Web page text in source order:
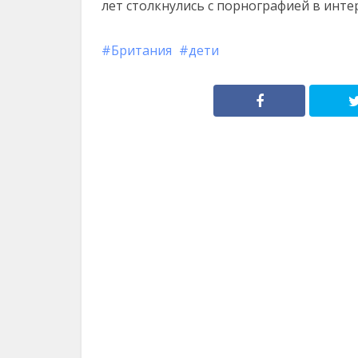
лет столкнулись с порнографией в
Британия дети